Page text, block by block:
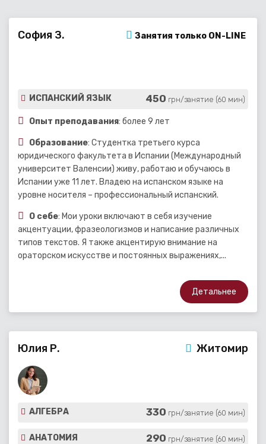
София З. Занятия только ON-LINE
ИСПАНСКИЙ ЯЗЫК 450 грн/занятие (60 мин)
Опыт преподавания: более 9 лет
Образование: Студентка третьего курса
юридического факультета в Испании (Международный
университет Валенсии) живу, работаю и обучаюсь в
Испании уже 11 лет. Владею на испанском языке на
уровне носителя – профессиональный испанский.
О себе: Мои уроки включают в себя изучение
акцентуации, фразеологизмов и написание различных
типов текстов. Я также акцентирую внимание на
ораторском искусстве и постоянных выражениях,...
Детальнее
Юлия Р. Житомир
АЛГЕБРА 330 грн/занятие (60 мин)
АНАТОМИЯ 290 грн/занятие (60 мин)